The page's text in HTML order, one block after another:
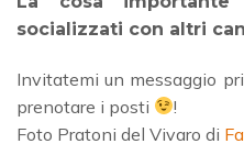
socializzati con altri
Invitatemi un messaggio
prenotare i posti
!
Foto Pratoni del Vivaro di